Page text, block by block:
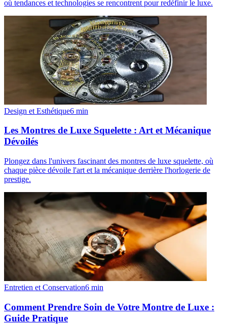
où tendances et technologies se rencontrent pour redéfinir le luxe.
Design et Esthétique6 min
Les Montres de Luxe Squelette : Art et Mécanique
Dévoilés
Plongez dans l'univers fascinant des montres de luxe squelette, où
chaque pièce dévoile l'art et la mécanique derrière l'horlogerie de
prestige.
Entretien et Conservation6 min
Comment Prendre Soin de Votre Montre de Luxe :
Guide Pratique